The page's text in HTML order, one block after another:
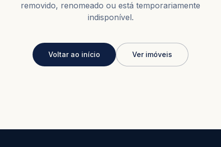
removido, renomeado ou está temporariamente
indisponível.
Voltar ao início Ver imóveis